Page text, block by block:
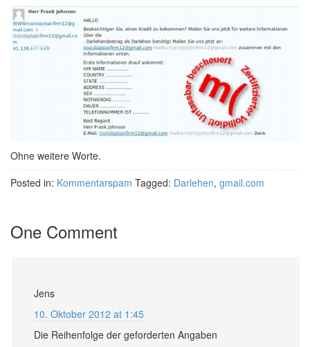
Ohne weitere Worte.
Posted in: Kommentarspam Tagged: Darlehen, gmail.com
One Comment
Jens
10. Oktober 2012 at 1:45
Die Reihenfolge der geforderten Angaben